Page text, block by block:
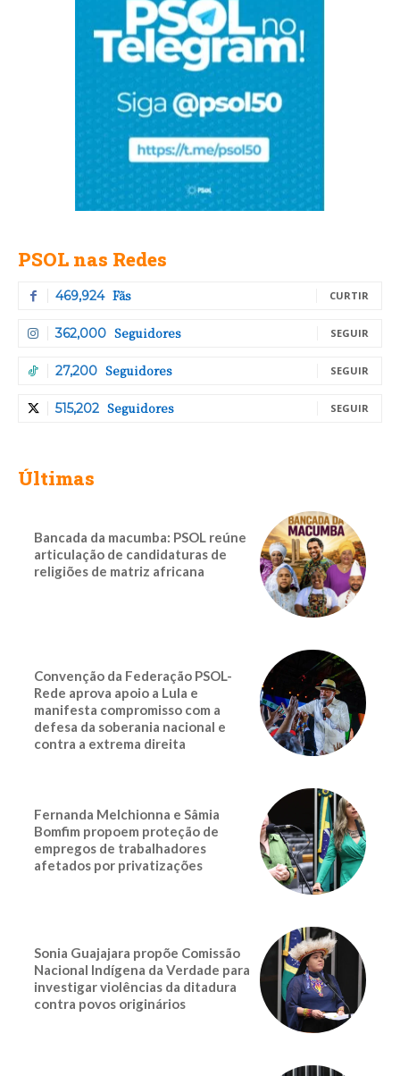
PSOL nas Redes
469,924 Fãs CURTIR
362,000 Seguidores SEGUIR
27,200 Seguidores SEGUIR
515,202 Seguidores SEGUIR
Últimas
Bancada da macumba: PSOL reúne
articulação de candidaturas de
religiões de matriz africana
Convenção da Federação PSOL-
Rede aprova apoio a Lula e
manifesta compromisso com a
defesa da soberania nacional e
contra a extrema direita
Fernanda Melchionna e Sâmia
Bomfim propoem proteção de
empregos de trabalhadores
afetados por privatizações
Sonia Guajajara propõe Comissão
Nacional Indígena da Verdade para
investigar violências da ditadura
contra povos originários